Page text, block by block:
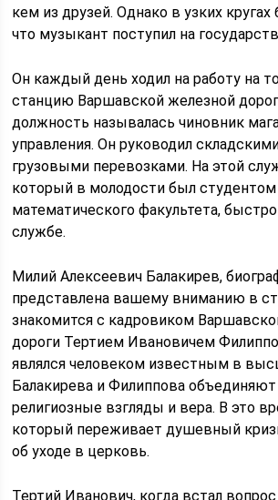
кем из друзей. Однако в узких
что музыкант поступил на
Он каждый день ходил на работу на
станцию Варшавской железной
должность называлась чиновник
управления. Он руководил
грузовыми перевозками. На этой
который в молодости был студентом
математического факультета,
службе.
Милий Алексеевич Балакирев,
представлена вашему вниманию в
знакомится с кадровиком
дороги Тертием Ивановичем
являлся человеком известным в
Балакирева и Филиппова
религиозные взгляды и вера. В это
который переживает душевный
об уходе в церковь.
Тертий Иванович, когда встал